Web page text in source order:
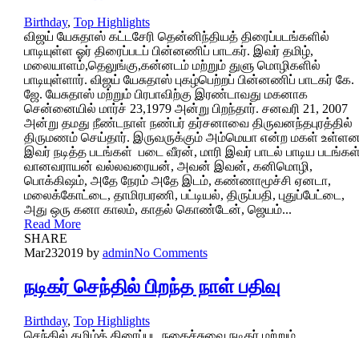
Birthday, Top Highlights
விஜய் யேசுதாஸ் கட்டசேரி தென்னிந்தியத் திரைப்படங்களில்
பாடியுள்ள ஓர் திரைப்படப் பின்னணிப் பாடகர். இவர் தமிழ்,
மலையாளம்,தெலுங்கு,கன்னடம் மற்றும் துளு மொழிகளில்
பாடியுள்ளார். விஜய் யேசுதாஸ் புகழ்பெற்றப் பின்னணிப் பாடகர் கே.
ஜே. யேசுதாஸ் மற்றும் பிரபாவிற்கு இரண்டாவது மகனாக
சென்னையில் மார்ச் 23,1979 அன்று பிறந்தார். சனவரி 21, 2007
அன்று தமது நீண்டநாள் நண்பர் தர்சனாவை திருவனந்தபுரத்தில்
திருமணம் செய்தார். இருவருக்கும் அம்மெயா என்ற மகள்
இவர் நடித்த படங்கள் படை வீரன், மாரி இவர் பாடல் பாடிய
வானவராயன் வல்லவரையன், அவன் இவன், கனிமொழி,
பொக்கிஷம், அதே நேரம் அதே இடம், கண்ணாமூச்சி ஏனடா,
மலைக்கோட்டை, தாமிரபரணி, பட்டியல், திருப்பதி, புதுப்பேட்டை,
அது ஒரு கனா காலம், காதல் கொண்டேன், ஜெயம்...
Read More
SHARE
Mar232019by adminNo Comments
நடிகர் செந்தில் பிறந்த நாள் பதிவு
Birthday, Top Highlights
செந்தில் தமிழ்த் திரைப்பட நகைச்சுவை நடிகர் மற்றும்